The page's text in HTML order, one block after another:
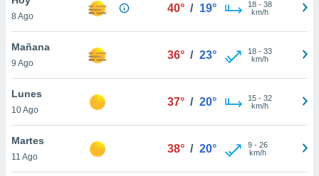
y
en
más
de
8 Ago
40° / 19° 18- 38
km/h
Mañana
9 Ago
36° / 23° 18- 33
km/h
Lunes
10 Ago
37° / 20° 15- 32
km/h
Martes
11 Ago
38° / 20° 9- 26
km/h